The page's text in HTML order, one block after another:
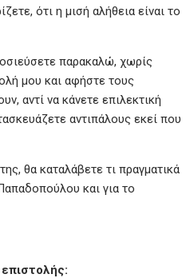
ότι η μισή αλήθεια είναι το
παρακαλώ, χωρίς
μου και αφήστε τους
αντί να κάνετε επιλεκτική
αντιπάλους εκεί που
θα καταλάβετε τι πραγματικά
και για το